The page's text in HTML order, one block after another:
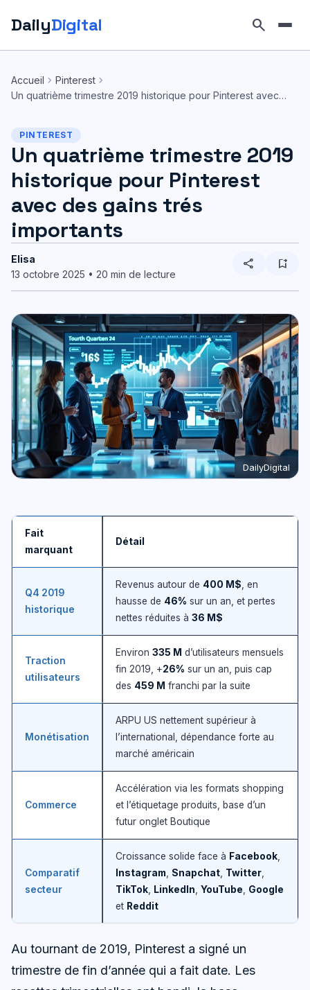
DailyDigital search
contenu
Accueil chevron_right Pinterest chevron_right
Un quatrième trimestre 2019 historique pour Pinterest avec…
PINTEREST
Un quatrième trimestre 2019
historique pour Pinterest
avec des gains trés
importants
Elisa
13 octobre 2025 • 20 min de lecture
share bookmark_add
DailyDigital
Fait
marquant
Détail
Q4 2019
historique
Revenus autour de 400 M$, en
hausse de 46% sur un an, et pertes
nettes réduites à 36 M$
Traction
utilisateurs
Environ 335 M d’utilisateurs mensuels
fin 2019, +26% sur un an, puis cap
des 459 M franchi par la suite
Monétisation
ARPU US nettement supérieur à
l’international, dépendance forte au
marché américain
Commerce
Accélération via les formats shopping
et l’étiquetage produits, base d’un
futur onglet Boutique
Comparatif
secteur
Croissance solide face à Facebook,
Instagram, Snapchat, Twitter,
TikTok, LinkedIn, YouTube, Google
et Reddit
Au tournant de 2019, Pinterest a signé un
trimestre de fin d’année qui a fait date. Les